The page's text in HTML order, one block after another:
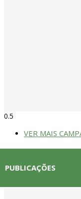
VER MAIS
PUBLICAÇÕES